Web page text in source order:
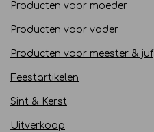
Producten voor moeder
Producten voor vader
Producten voor meester & juf
Feestartikelen
Sint & Kerst
Uitverkoop